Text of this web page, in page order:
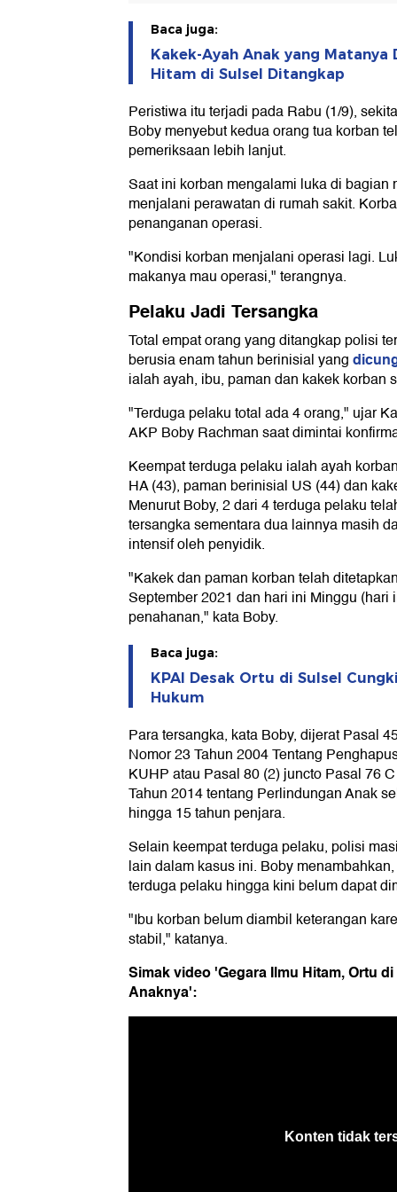
Baca juga:
Kakek-Ayah Anak yang
Hitam di Sulsel Ditangkap
Peristiwa itu terjadi pada Rabu (1/9),
Boby menyebut kedua orang tua korban
pemeriksaan lebih lanjut.
Saat ini korban mengalami luka di bagian
menjalani perawatan di rumah sakit.
penanganan operasi.
"Kondisi korban menjalani operasi lagi.
makanya mau operasi," terangnya.
Pelaku Jadi Tersangka
Total empat orang yang ditangkap polisi
berusia enam tahun berinisial yang
ialah ayah, ibu, paman dan kakek korban
"Terduga pelaku total ada 4 orang," ujar
AKP Boby Rachman saat dimintai
Keempat terduga pelaku ialah ayah
HA (43), paman berinisial US (44) dan
Menurut Boby, 2 dari 4 terduga pelaku
tersangka sementara dua lainnya masih
intensif oleh penyidik.
"Kakek dan paman korban telah
September 2021 dan hari ini Minggu (hari
penahanan," kata Boby.
Baca juga:
KPAI Desak Ortu di Sulsel
Hukum
Para tersangka, kata Boby, dijerat Pasal
Nomor 23 Tahun 2004 Tentang
KUHP atau Pasal 80 (2) juncto Pasal 76
Tahun 2014 tentang Perlindungan Anak
hingga 15 tahun penjara.
Selain keempat terduga pelaku, polisi
lain dalam kasus ini. Boby
terduga pelaku hingga kini belum dapat
"Ibu korban belum diambil keterangan
stabil," katanya.
Simak video 'Gegara Ilmu Hitam, Ortu
Anaknya':